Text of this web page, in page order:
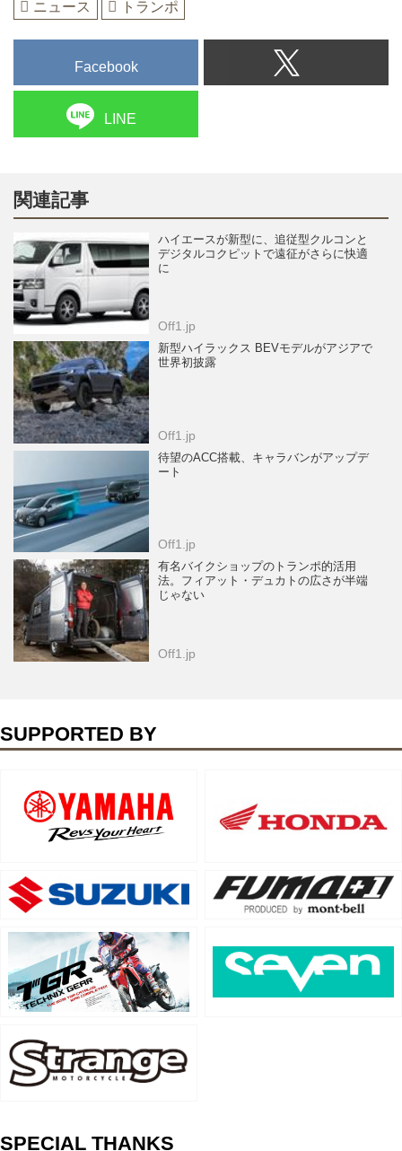
ニュース トランポ
Facebook
LINE
関連記事
ハイエースが新型に、追従型クルコンと
デジタルコクピットで遠征がさらに快適
に
Off1.jp
新型ハイラックス BEVモデルがアジアで
世界初披露
Off1.jp
待望のACC搭載、キャラバンがアップデ
ート
Off1.jp
有名バイクショップのトランポ的活用
法。フィアット・デュカトの広さが半端
じゃない
Off1.jp
SUPPORTED BY
SPECIAL THANKS